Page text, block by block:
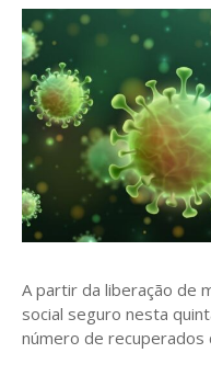
A partir da liberação de
social seguro nesta
número de recuperados